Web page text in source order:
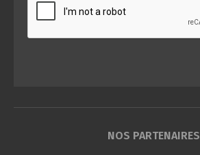
NOS PARTENAIRES